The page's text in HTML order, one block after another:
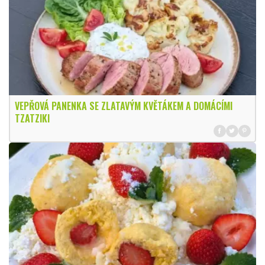
VEPŘOVÁ PANENKA SE ZLATAVÝM KVĚTÁKEM A DOMÁCÍMI
TZATZIKI